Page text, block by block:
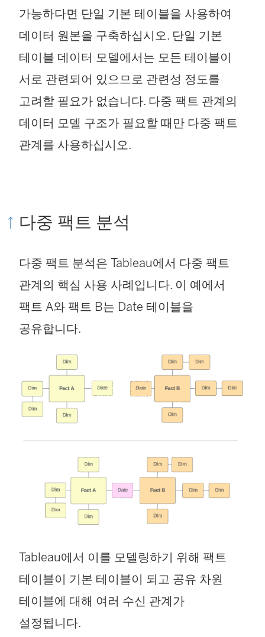
가능하다면 단일 기본 테이블을 사용하여
데이터 원본을 구축하십시오. 단일 기본
테이블 데이터 모델에서는 모든 테이블이
서로 관련되어 있으므로 관련성 정도를
고려할 필요가 없습니다. 다중 팩트 관계의
데이터 모델 구조가 필요할 때만 다중 팩트
관계를 사용하십시오.
다중 팩트 분석
다중 팩트 분석은 Tableau에서 다중 팩트
관계의 핵심 사용 사례입니다. 이 예에서
팩트 A와 팩트 B는 Date 테이블을
공유합니다.
Tableau에서 이를 모델링하기 위해 팩트
테이블이 기본 테이블이 되고 공유 차원
테이블에 대해 여러 수신 관계가
설정됩니다.